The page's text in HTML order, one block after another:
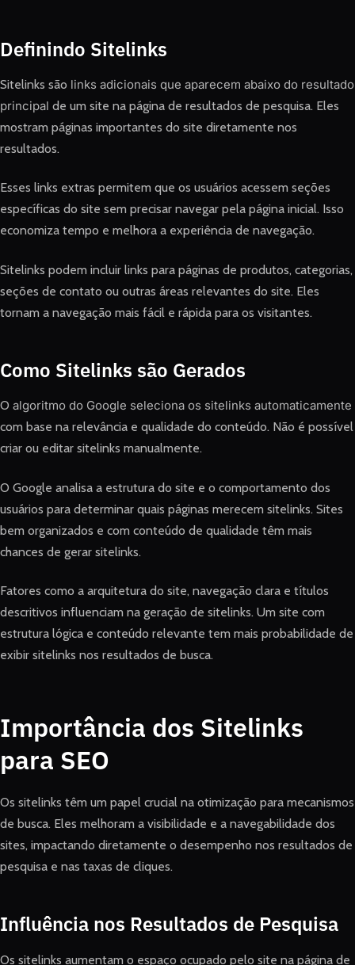
Definindo Sitelinks
Sitelinks são links adicionais que aparecem abaixo do resultado
principal de um site na página de resultados de pesquisa. Eles
mostram páginas importantes do site diretamente nos
resultados.
Esses links extras permitem que os usuários acessem seções
específicas do site sem precisar navegar pela página inicial. Isso
economiza tempo e melhora a experiência de navegação.
Sitelinks podem incluir links para páginas de produtos, categorias,
seções de contato ou outras áreas relevantes do site. Eles
tornam a navegação mais fácil e rápida para os visitantes.
Como Sitelinks são Gerados
O algoritmo do Google seleciona os sitelinks automaticamente
com base na relevância e qualidade do conteúdo. Não é possível
criar ou editar sitelinks manualmente.
O Google analisa a estrutura do site e o comportamento dos
usuários para determinar quais páginas merecem sitelinks. Sites
bem organizados e com conteúdo de qualidade têm mais
chances de gerar sitelinks.
Fatores como a arquitetura do site, navegação clara e títulos
descritivos influenciam na geração de sitelinks. Um site com
estrutura lógica e conteúdo relevante tem mais probabilidade de
exibir sitelinks nos resultados de busca.
Importância dos Sitelinks
para SEO
Os sitelinks têm um papel crucial na otimização para mecanismos
de busca. Eles melhoram a visibilidade e a navegabilidade dos
sites, impactando diretamente o desempenho nos resultados de
pesquisa e nas taxas de cliques.
Influência nos Resultados de Pesquisa
Os sitelinks aumentam o espaço ocupado pelo site na página de